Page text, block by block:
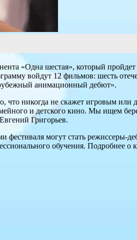
«Одна шестая», который пройдет
войдут 12 фильмов: шесть
анимационный дебют».
что никогда не скажет игровым
и детского кино. Мы ищем
Григорьев.
фестиваля могут стать
обучения. Подробнее